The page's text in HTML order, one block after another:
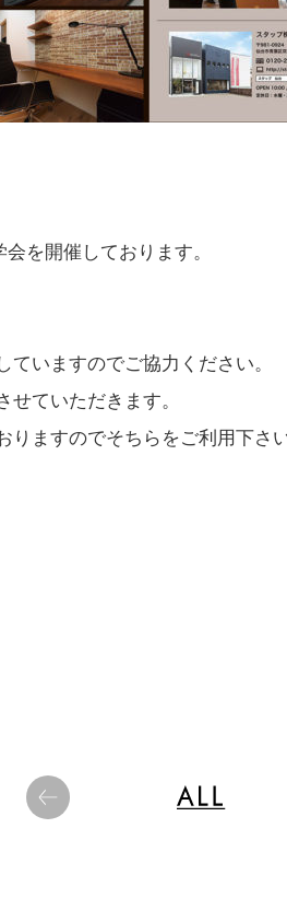
を開催しております。
いますのでご協力ください。
ていただきます。
ますのでそちらをご利用下さい